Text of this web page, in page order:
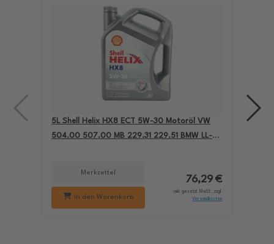
5L Shell Helix HX8 ECT 5W-30 Motoröl VW
504.00 507.00 MB 229.31 229.51 BMW LL-04
Merkzettel
In den Warenkorb
76,29 €
inkl. gesetzl. MwSt., zzgl.
Versandkosten